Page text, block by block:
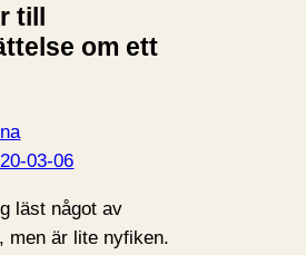
till
om ett
03-06
läst något av
men är lite nyfiken.